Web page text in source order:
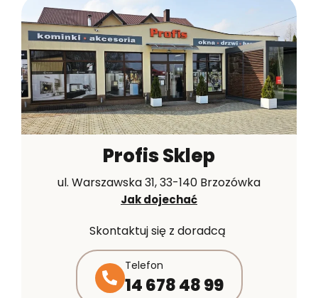
Profis Sklep
ul. Warszawska 31, 33-140 Brzozówka
Jak dojechać
Skontaktuj się z doradcą
Telefon
14 678 48 99